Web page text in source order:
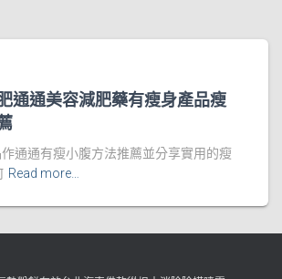
通通美容減肥藥有瘦身產品瘦
通通有瘦小腹方法推薦並分享實用的瘦
Read more…